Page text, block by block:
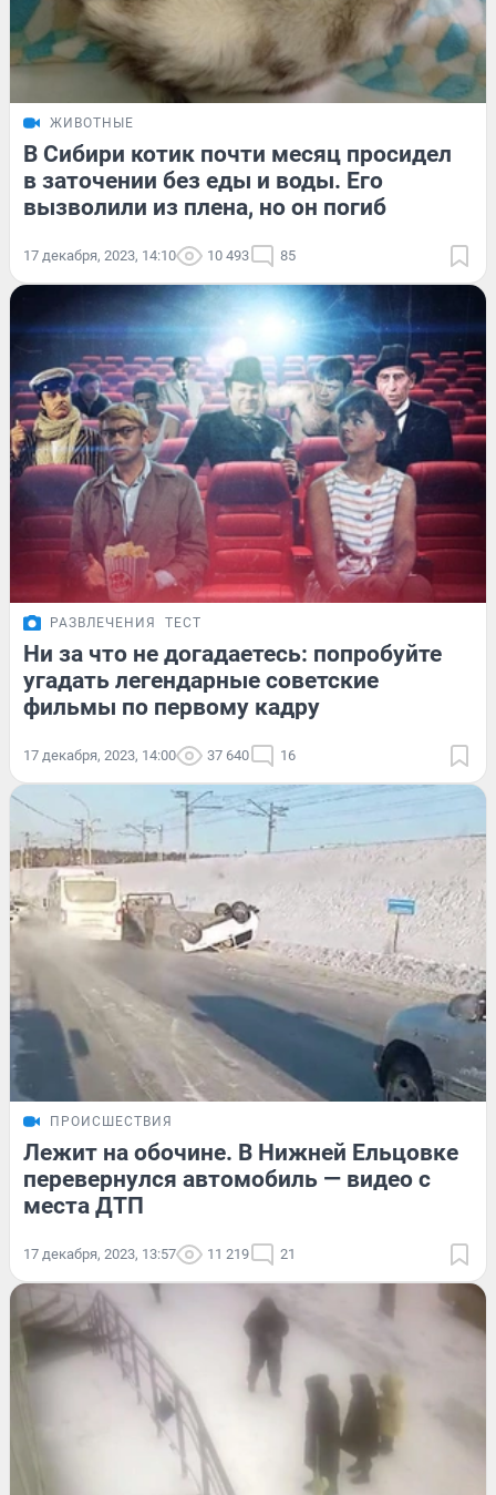
ЖИВОТНЫЕ
В Сибири котик почти месяц просидел
в заточении без еды и воды. Его
вызволили из плена, но он погиб
17 декабря, 2023, 14:10 10 493 85
РАЗВЛЕЧЕНИЯ ТЕСТ
Ни за что не догадаетесь: попробуйте
угадать легендарные советские
фильмы по первому кадру
17 декабря, 2023, 14:00 37 640 16
ПРОИСШЕСТВИЯ
Лежит на обочине. В Нижней Ельцовке
перевернулся автомобиль — видео с
места ДТП
17 декабря, 2023, 13:57 11 219 21